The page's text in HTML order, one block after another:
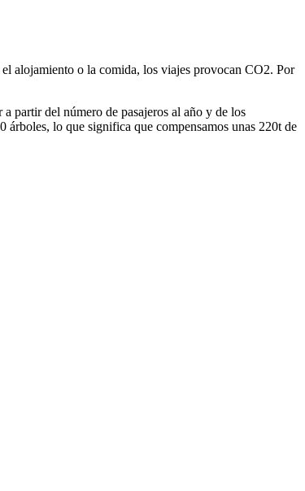
el alojamiento o la comida, los viajes provocan CO2. Por
partir del número de pasajeros al año y de los
árboles, lo que significa que compensamos unas 220t de